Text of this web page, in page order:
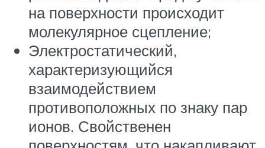
на поверхности происходит
молекулярное сцепление;
Электростатический,
характеризующийся
взаимодействием
противоположных по знаку пар
ионов. Свойственен